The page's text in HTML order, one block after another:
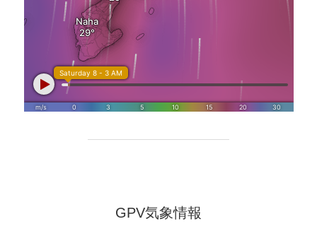
GPV気象情報